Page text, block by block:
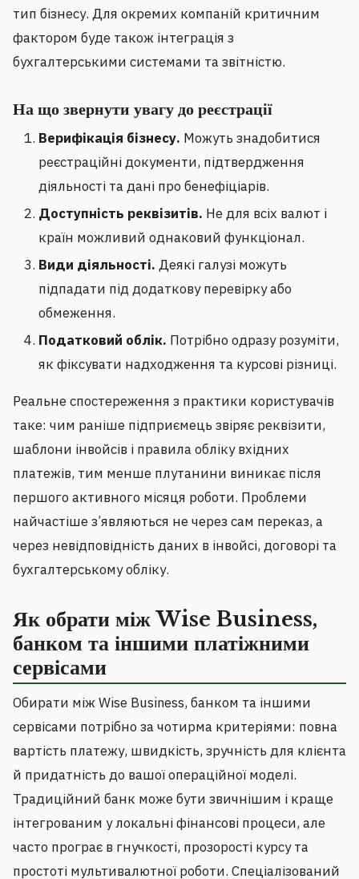
тип бізнесу. Для окремих компаній критичним
фактором буде також інтеграція з
бухгалтерськими системами та звітністю.
На що звернути увагу до реєстрації
Верифікація бізнесу. Можуть знадобитися
реєстраційні документи, підтвердження
діяльності та дані про бенефіціарів.
Доступність реквізитів. Не для всіх валют і
країн можливий однаковий функціонал.
Види діяльності. Деякі галузі можуть
підпадати під додаткову перевірку або
обмеження.
Податковий облік. Потрібно одразу розуміти,
як фіксувати надходження та курсові різниці.
Реальне спостереження з практики користувачів
таке: чим раніше підприємець звіряє реквізити,
шаблони інвойсів і правила обліку вхідних
платежів, тим менше плутанини виникає після
першого активного місяця роботи. Проблеми
найчастіше з’являються не через сам переказ, а
через невідповідність даних в інвойсі, договорі та
бухгалтерському обліку.
Як обрати між Wise Business,
банком та іншими платіжними
сервісами
Обирати між Wise Business, банком та іншими
сервісами потрібно за чотирма критеріями: повна
вартість платежу, швидкість, зручність для клієнта
й придатність до вашої операційної моделі.
Традиційний банк може бути звичнішим і краще
інтегрованим у локальні фінансові процеси, але
часто програє в гнучкості, прозорості курсу та
простоті мультивалютної роботи. Спеціалізований